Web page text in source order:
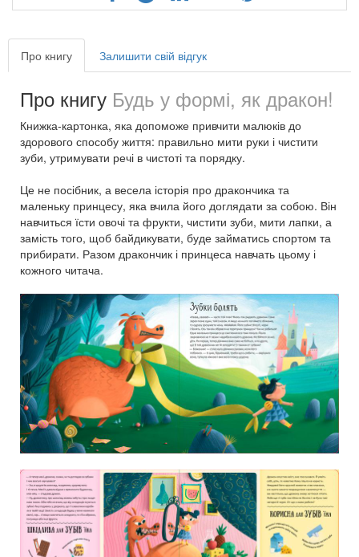
Про книгу Залишити свій відгук
Про книгу Будь у формі, як дракон!
Книжка-картонка, яка допоможе привчити малюків до
здорового способу життя: правильно мити руки і чистити
зуби, утримувати речі в чистоті та порядку.
Це не посібник, а весела історія про дракончика та
маленьку принцесу, яка вчила його доглядати за собою. Він
навчиться їсти овочі та фрукти, чистити зуби, мити лапки, а
замість того, щоб байдикувати, буде займатись спортом та
прибирати. Разом дракончик і принцеса навчать цьому і
кожного читача.